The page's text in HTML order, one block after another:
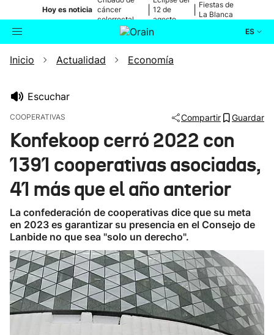
Hoy es noticia cáncer
colorrectal
12 de
agosto
Fiestas de
La Blanca
ES
Buscador Actualidad
Ikusmiran
Eguraldia
Inicio Actualidad Economía
Escuchar
COOPERATIVAS Compartir Guardar
Konfekoop cerró 2022 con
1391 cooperativas asociadas,
41 más que el año anterior
La confederación de cooperativas dice que su meta
en 2023 es garantizar su presencia en el Consejo de
Lanbide no que sea "solo un derecho".